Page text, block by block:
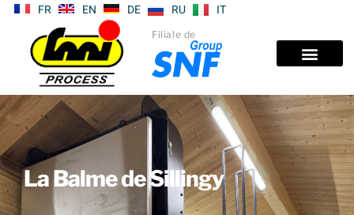
FR EN DE RU IT
Filiale de
La Balme de Sillingy